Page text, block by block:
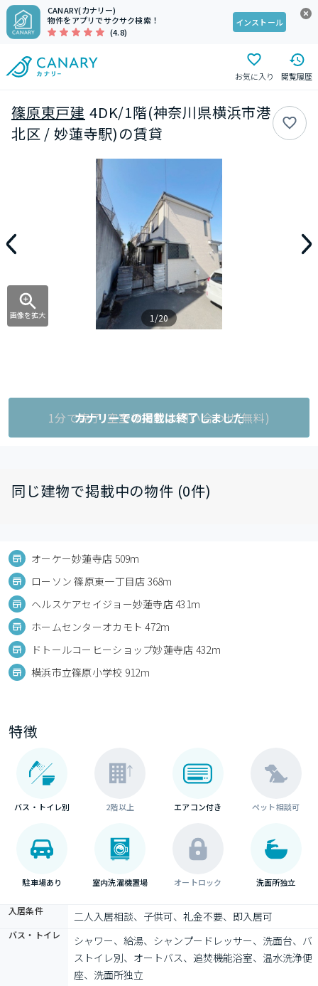
CANARY(カナリー)
物件をアプリでサクサク検索！
(4.8)
インストール
お気に入り 閲覧履歴
篠原東戸建 4DK/1階(神奈川県横浜市港
北区 / 妙蓮寺駅)の賃貸
画像を拡大 1/20
1分で完了!空室状況をお問い合わせ(無料)
カナリーでの掲載は終了しました
同じ建物で掲載中の物件 (0件)
オーケー妙蓮寺店 509m
ローソン 篠原東一丁目店 368m
ヘルスケアセイジョー妙蓮寺店 431m
ホームセンターオカモト 472m
ドトールコーヒーショップ妙蓮寺店 432m
横浜市立篠原小学校 912m
特徴
バス・トイレ別 2階以上 エアコン付き ペット相談可
駐車場あり 室内洗濯機置場 オートロック 洗面所独立
入居条件 二人入居相談、子供可、礼金不要、即入居可
バス・トイレ
シャワー、給湯、シャンプードレッサー、洗面台、バ
ストイレ別、オートバス、追焚機能浴室、温水洗浄便
座、洗面所独立